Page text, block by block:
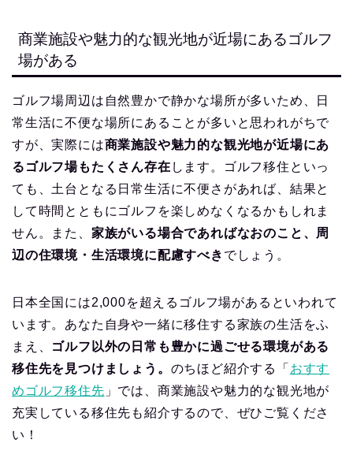
商業施設や魅力的な観光地が近場にあるゴルフ
場がある
ゴルフ場周辺は自然豊かで静かな場所が多いため、日
常生活に不便な場所にあることが多いと思われがちで
すが、実際には商業施設や魅力的な観光地が近場にあ
るゴルフ場もたくさん存在 します。ゴルフ移住といっ
ても、土台となる日常生活に不便さがあれば、結果と
して時間とともにゴルフを楽しめなくなるかもしれま
せん。また、 家族がいる場合であればなおのこと、周
辺の住環境・生活環境に配慮すべき でしょう。
日本全国には2,000を超えるゴルフ場があるといわれて
います。あなた自身や一緒に移住する家族の生活をふ
まえ、 ゴルフ以外の日常も豊かに過ごせる環境がある
移住先を見つけましょう。 のちほど紹介する「 おすす
めゴルフ移住先 」では、商業施設や魅力的な観光地が
充実している移住先も紹介するので、ぜひご覧くださ
い！